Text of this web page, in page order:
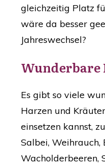
gleichzeitig Platz
wäre da besser
Jahreswechsel?
Es gibt so viele
Harzen und
einsetzen kannst,
Salbei, Weihrauch,
Wacholderbeeren,